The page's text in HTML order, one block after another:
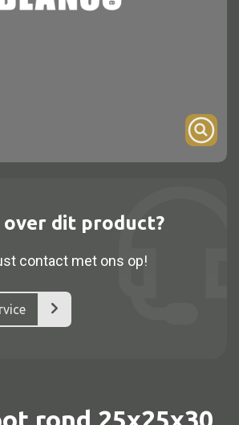
over dit product?
contact met ons op!